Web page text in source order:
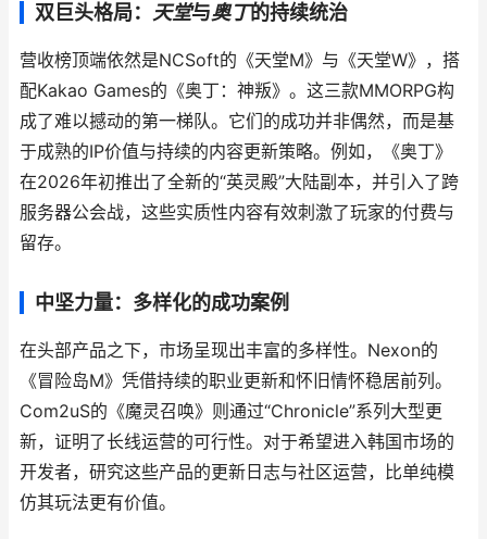
双巨头格局： 天堂与奥丁的持续统治
营收榜顶端依然是NCSoft的《天堂M》与《天堂W》，搭
配Kakao Games的《奥丁：神叛》。这三款MMORPG构
成了难以撼动的第一梯队。它们的成功并非偶然，而是基
于成熟的IP价值与持续的内容更新策略。例如，《奥丁》
在2026年初推出了全新的“英灵殿”大陆副本，并引入了跨
服务器公会战，这些实质性内容有效刺激了玩家的付费与
留存。
中坚力量：多样化的成功案例
在头部产品之下，市场呈现出丰富的多样性。Nexon的
《冒险岛M》凭借持续的职业更新和怀旧情怀稳居前列。
Com2uS的《魔灵召唤》则通过“Chronicle”系列大型更
新，证明了长线运营的可行性。对于希望进入韩国市场的
开发者，研究这些产品的更新日志与社区运营，比单纯模
仿其玩法更有价值。